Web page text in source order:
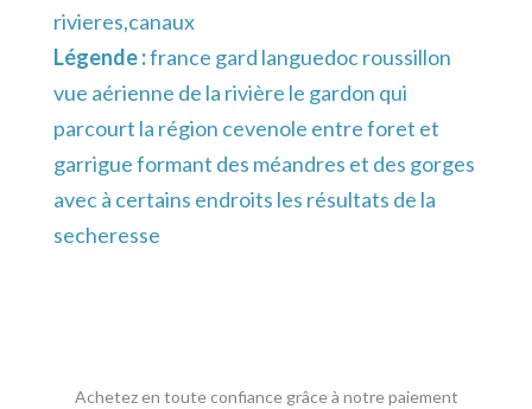
rivieres,canaux
Légende :france gard languedoc roussillon
vue aérienne de la rivière le gardon qui
parcourt la région cevenole entre foret et
garrigue formant des méandres et des gorges
avec à certains endroits les résultats de la
secheresse
Achetez en toute confiance grâce à notre paiement